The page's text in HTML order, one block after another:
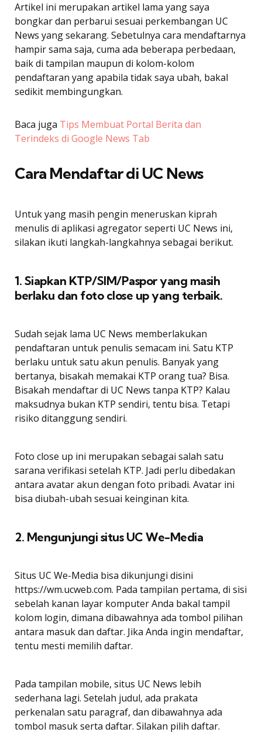
Artikel ini merupakan artikel lama yang saya
bongkar dan perbarui sesuai perkembangan UC
News yang sekarang. Sebetulnya cara mendaftarnya
hampir sama saja, cuma ada beberapa perbedaan,
baik di tampilan maupun di kolom-kolom
pendaftaran yang apabila tidak saya ubah, bakal
sedikit membingungkan.
Baca juga Tips Membuat Portal Berita dan
Terindeks di Google News Tab
Cara Mendaftar di UC News
Untuk yang masih pengin meneruskan kiprah
menulis di aplikasi agregator seperti UC News ini,
silakan ikuti langkah-langkahnya sebagai berikut.
1. Siapkan KTP/SIM/Paspor yang masih
berlaku dan foto close up yang terbaik.
Sudah sejak lama UC News memberlakukan
pendaftaran untuk penulis semacam ini. Satu KTP
berlaku untuk satu akun penulis. Banyak yang
bertanya, bisakah memakai KTP orang tua? Bisa.
Bisakah mendaftar di UC News tanpa KTP? Kalau
maksudnya bukan KTP sendiri, tentu bisa. Tetapi
risiko ditanggung sendiri.
Foto close up ini merupakan sebagai salah satu
sarana verifikasi setelah KTP. Jadi perlu dibedakan
antara avatar akun dengan foto pribadi. Avatar ini
bisa diubah-ubah sesuai keinginan kita.
2. Mengunjungi situs UC We-Media
Situs UC We-Media bisa dikunjungi disini
https://wm.ucweb.com. Pada tampilan pertama, di sisi
sebelah kanan layar komputer Anda bakal tampil
kolom login, dimana dibawahnya ada tombol pilihan
antara masuk dan daftar. Jika Anda ingin mendaftar,
tentu mesti memilih daftar.
Pada tampilan mobile, situs UC News lebih
sederhana lagi. Setelah judul, ada prakata
perkenalan satu paragraf, dan dibawahnya ada
tombol masuk serta daftar. Silakan pilih daftar.